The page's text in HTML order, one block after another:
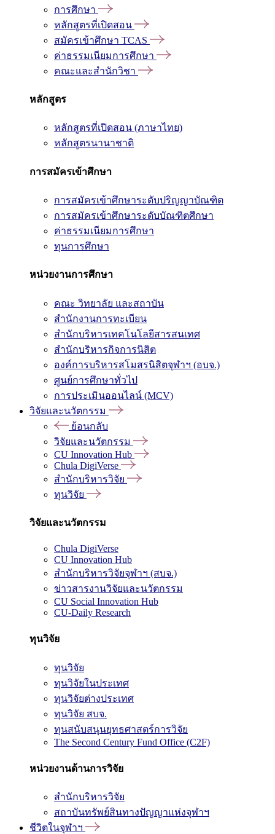
การศึกษา
หลักสูตรที่เปิดสอน
สมัครเข้าศึกษา TCAS
ค่าธรรมเนียมการศึกษา
คณะและสำนักวิชา
หลักสูตร
หลักสูตรที่เปิดสอน (ภาษาไทย)
หลักสูตรนานาชาติ
การสมัครเข้าศึกษา
การสมัครเข้าศึกษาระดับปริญญาบัณฑิต
การสมัครเข้าศึกษาระดับบัณฑิตศึกษา
ค่าธรรมเนียมการศึกษา
ทุนการศึกษา
หน่วยงานการศึกษา
คณะ วิทยาลัย และสถาบัน
สำนักงานการทะเบียน
สำนักบริหารเทคโนโลยีสารสนเทศ
สำนักบริหารกิจการนิสิต
องค์การบริหารสโมสรนิสิตจุฬาฯ (อบจ.)
ศูนย์การศึกษาทั่วไป
การประเมินออนไลน์ (MCV)
วิจัยและนวัตกรรม
ย้อนกลับ
วิจัยและนวัตกรรม
CU Innovation Hub
Chula DigiVerse
สำนักบริหารวิจัย
ทุนวิจัย
วิจัยและนวัตกรรม
Chula DigiVerse
CU Innovation Hub
สำนักบริหารวิจัยจุฬาฯ (สบจ.)
ข่าวสารงานวิจัยและนวัตกรรม
CU Social Innovation Hub
CU-Daily Research
ทุนวิจัย
ทุนวิจัย
ทุนวิจัยในประเทศ
ทุนวิจัยต่างประเทศ
ทุนวิจัย สบจ.
ทุนสนับสนุนยุทธศาสตร์การวิจัย
The Second Century Fund Office (C2F)
หน่วยงานด้านการวิจัย
สำนักบริหารวิจัย
สถาบันทรัพย์สินทางปัญญาแห่งจุฬาฯ
ชีวิตในจุฬาฯ